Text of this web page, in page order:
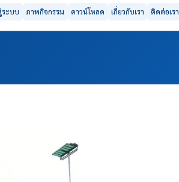
ระบบ ภาพกิจกรรม ดาวน์โหลด เกี่ยวกับเรา ติดต่อเรา